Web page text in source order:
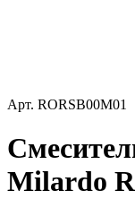
Арт. RORSB00M01
Milardo